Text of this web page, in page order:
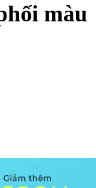
màu